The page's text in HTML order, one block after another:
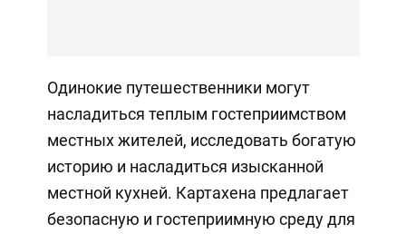
Одинокие путешественники могут
насладиться теплым гостеприимством
местных жителей, исследовать богатую
историю и насладиться изысканной
местной кухней. Картахена предлагает
безопасную и гостеприимную среду для